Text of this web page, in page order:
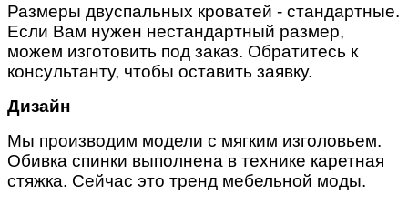
Размеры двуспальных кроватей - стандартные.
Если Вам нужен нестандартный размер,
можем изготовить под заказ. Обратитесь к
консультанту, чтобы оставить заявку.
Дизайн
Мы производим модели с мягким изголовьем.
Обивка спинки выполнена в технике каретная
стяжка. Сейчас это тренд мебельной моды.